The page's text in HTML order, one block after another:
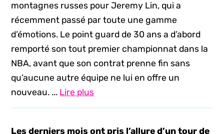
montagnes russes pour Jeremy Lin, qui a
récemment passé par toute une gamme
d’émotions. Le point guard de 30 ans a d’abord
remporté son tout premier championnat dans la
NBA, avant que son contrat prenne fin sans
qu’aucune autre équipe ne lui en offre un
nouveau. ... Lire plus
Les derniers mois ont pris l’allure d’un tour de